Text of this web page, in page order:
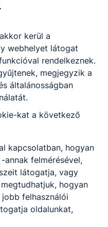
kerül a
webhelyet látogat
rendelkeznek.
megjegyzik a
általánosságban
kat a következő
kapcsolatban, hogyan
annak felmérésével,
látogatja, vagy
hogyan
felhasználói
oldalunkat,